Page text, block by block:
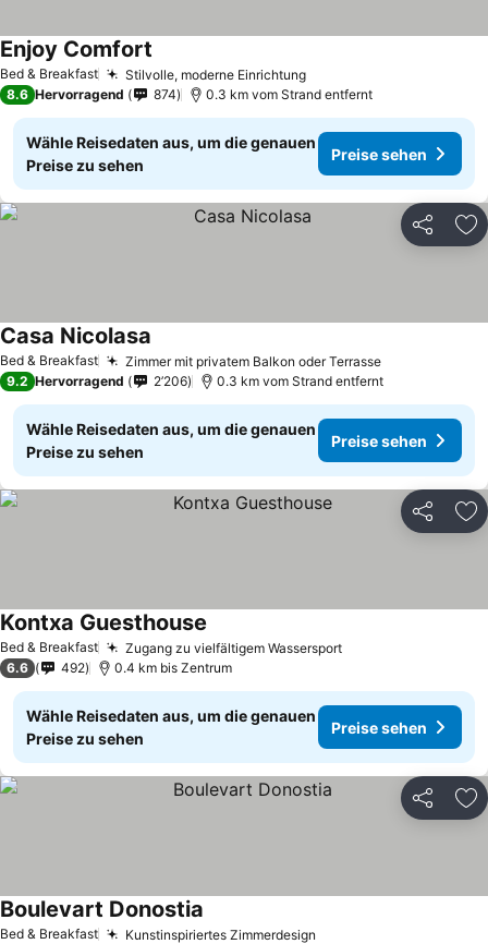
Bed & Breakfast Stilvolle, moderne EinrichtungPreise sehen
Enjoy Comfort
8.6 Hervorragend 874 0.3 km vom Strand entfernt
Wähle Reisedaten aus, um die genauen
Preise zu sehen
Preise sehen
Teilen
Bed & Breakfast Zimmer mit privatem Balkon oder TerrassePreise sehen
Casa Nicolasa
9.2 Hervorragend 2’206 0.3 km vom Strand entfernt
Wähle Reisedaten aus, um die genauen
Preise zu sehen
Preise sehen
Teilen
Bed & Breakfast Zugang zu vielfältigem WassersportPreise sehen
Kontxa Guesthouse
6.6 492 0.4 km bis Zentrum
Wähle Reisedaten aus, um die genauen
Preise zu sehen
Preise sehen
Teilen
Bed & Breakfast Kunstinspiriertes Zimmerdesign
Boulevart Donostia